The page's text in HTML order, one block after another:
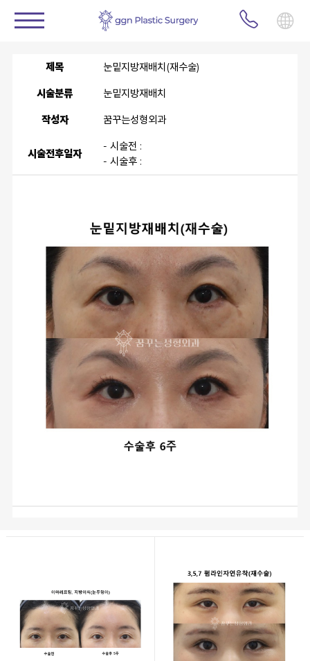
제목 눈밑지방재배치(재수술)
시술분류 눈밑지방재배치
작성자 꿈꾸는성형외과
시술전후일자
- 시술전 :
- 시술후 :